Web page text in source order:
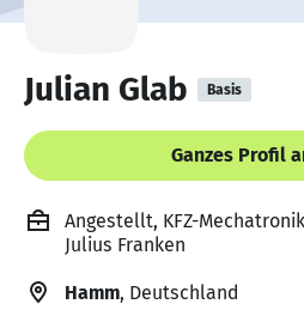
Julian Glab Basis
Ganzes Profil
Angestellt, KFZ-
Julius Franken
Hamm, Deutschland